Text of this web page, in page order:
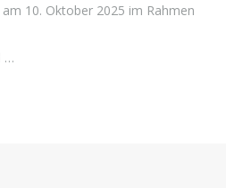
10. Oktober 2025 im Rahmen
…